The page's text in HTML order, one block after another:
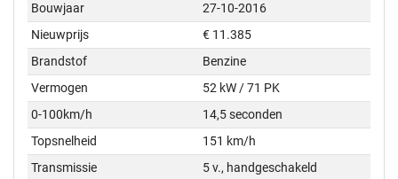
Bouwjaar
27-10-2016
Nieuwprijs
€ 11.385
Brandstof
Benzine
Vermogen
52 kW / 71 PK
0-100km/h
14,5 seconden
Topsnelheid
151 km/h
Transmissie
5 v., handgeschakeld